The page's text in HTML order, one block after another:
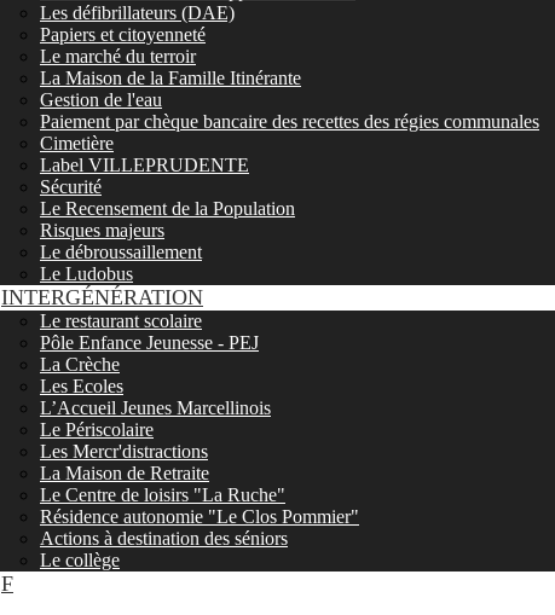
Les défibrillateurs (DAE)
Papiers et citoyenneté
Le marché du terroir
La Maison de la Famille Itinérante
Gestion de l'eau
Paiement par chèque bancaire des recettes des régies communales
Cimetière
Label VILLEPRUDENTE
Sécurité
Le Recensement de la Population
Risques majeurs
Le débroussaillement
Le Ludobus
INTERGÉNÉRATION
Le restaurant scolaire
Pôle Enfance Jeunesse - PEJ
La Crèche
Les Ecoles
L’Accueil Jeunes Marcellinois
Le Périscolaire
Les Mercr'distractions
La Maison de Retraite
Le Centre de loisirs "La Ruche"
Résidence autonomie "Le Clos Pommier"
Actions à destination des séniors
Le collège
F